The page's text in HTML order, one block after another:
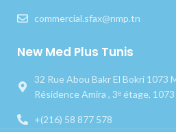
commercial.sfax@nmp.tn
New Med Plus Tunis
32 Rue Abou Bakr El Bokri 1073
Résidence Amira , 3ᵉ étage, 1073
+(216) 58 877 578